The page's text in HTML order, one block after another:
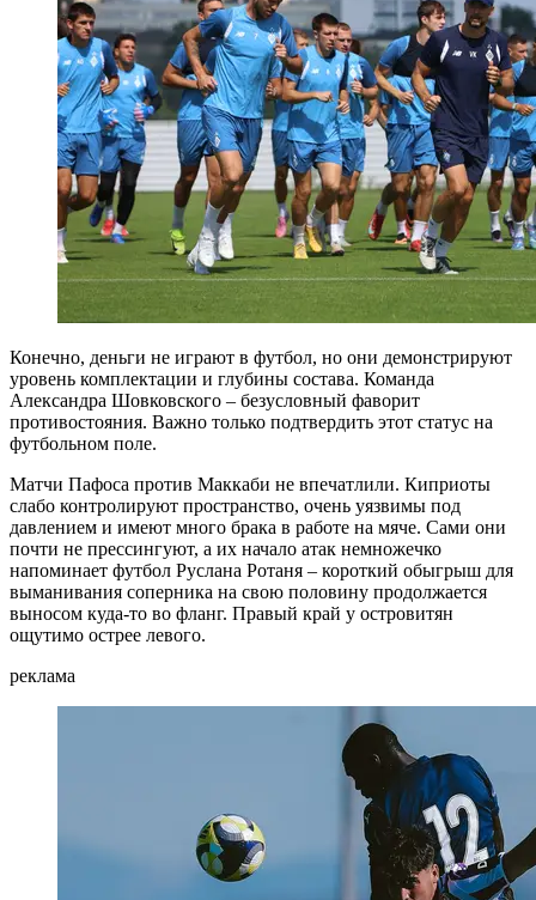
Конечно, деньги не играют в футбол, но они демонстрируют
уровень комплектации и глубины состава. Команда
Александра Шовковского – безусловный фаворит
противостояния. Важно только подтвердить этот статус на
футбольном поле.
Матчи Пафоса против Маккаби не впечатлили. Киприоты
слабо контролируют пространство, очень уязвимы под
давлением и имеют много брака в работе на мяче. Сами они
почти не прессингуют, а их начало атак немножечко
напоминает футбол Руслана Ротаня – короткий обыгрыш для
выманивания соперника на свою половину продолжается
выносом куда-то во фланг. Правый край у островитян
ощутимо острее левого.
реклама